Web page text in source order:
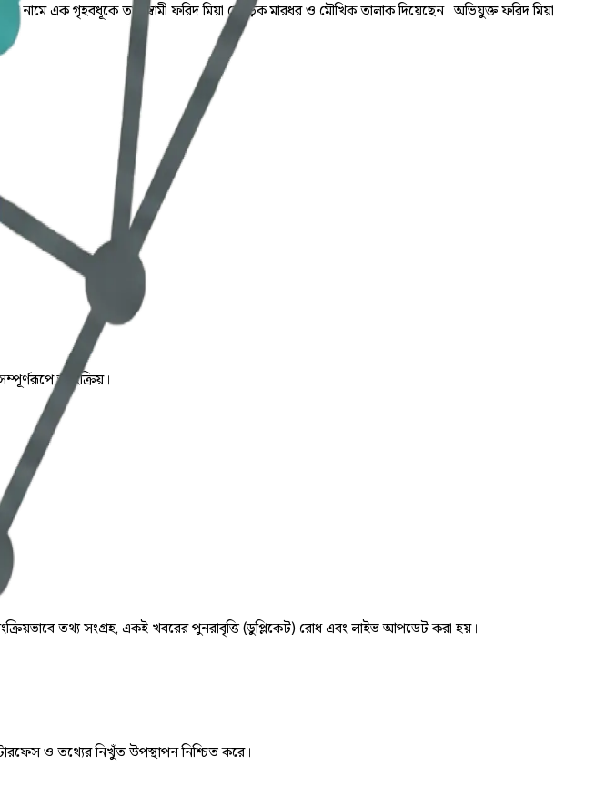
নামে এক গৃহবধূকে তার স্বামী ফরিদ মিয়া বেধড়ক মারধর ও মৌখিক তালাক দিয়েছেন। অভিযুক্ত ফরিদ মিয়া
স্বয়ংক্রিয়।
তথ্য সংগ্রহ, একই খবরের পুনরাবৃত্তি (ডুপ্লিকেট) রোধ এবং লাইভ আপডেট করা হয়।
ও তথ্যের নিখুঁত উপস্থাপন নিশ্চিত করে।